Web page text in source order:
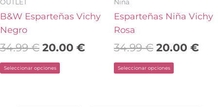
OUTLET
B&W Esparteñas Vichy
Negro
34.99€ 20.00 €
Seleccionar opciones
elegir
en
la
página
producto
Niña
Esparteñas Niña Vichy
Rosa
34.99€ 20.00 €
Seleccionar opciones
elegir
en
la
página
producto